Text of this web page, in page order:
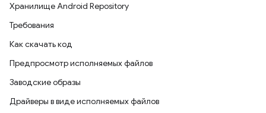
Хранилище Android Repository
Требования
Как скачать код
Предпросмотр исполняемых файлов
Заводские образы
Драйверы в виде исполняемых файлов